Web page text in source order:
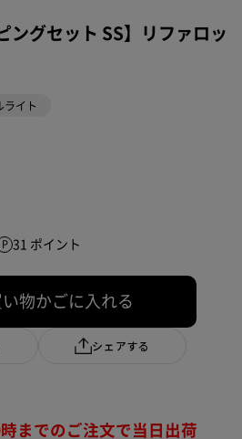
ングセット SS】リファロッ
ライト
31 ポイント
い物かごに入れる
シェアする
までのご注文で当日出荷